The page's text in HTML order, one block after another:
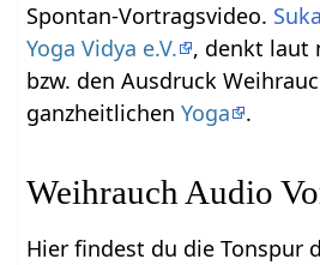
Spontan-Vortragsvideo.
Yoga Vidya e.V.
, denkt laut
bzw. den Ausdruck Weihrauch‏‎ aus dem Geist
ganzheitlichenYoga .
Weihrauch‏‎
Hier findest du die Tonspur